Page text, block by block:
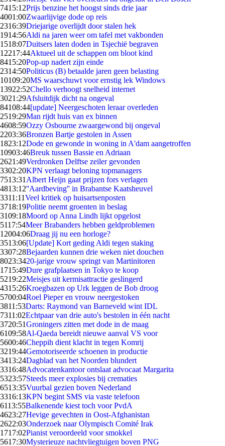
7415:12Prijs benzine het hoogst sinds drie jaar
4001:00Zwaarlijvige dode op reis
2316:39Driejarige overlijdt door stalen hek
1914:56Aldi na jaren weer om tafel met vakbonden
1518:07Duitsers laten doden in Tsjechië begraven
12217:44Aktueel uit de schappen om bloot kind
8415:20Pop-up nadert zijn einde
2314:50Politicus (B) betaalde jaren geen belasting
10109:20MS waarschuwt voor ernstig lek Windows
13922:52Chello verhoogt snelheid internet
3021:29Afsluitdijk dicht na ongeval
84108:44[update] Neergeschoten leraar overleden
2519:29Man rijdt huis van ex binnen
4608:59Ozzy Osbourne zwaargewond bij ongeval
2203:36Bronzen Bartje gestolen in Assen
1823:12Dode en gewonde in woning in A'dam aangetroffen
10903:46Breuk tussen Bassie en Adriaan
2621:49Verdronken Delftse zeiler gevonden
3302:20KPN verlaagt beloning topmanagers
7513:31 Albert Heijn gaat prijzen fors verlagen
4813:12''Aardbeving'' in Brabantse Kaatsheuvel
3311:11Veel kritiek op huisartsenposten
3718:19Politie neemt groenten in beslag
3109:18Moord op Anna Lindh lijkt opgelost
5117:54Meer Brabanders hebben geldproblemen
12004:06Draag jij nu een horloge?
3513:06[Update] Kort geding Aldi tegen staking
3307:28Bejaarden kunnen drie weken niet douchen
8023:3420-jarige vrouw springt van Martinitoren
1715:49Dure grafplaatsen in Tokyo te koop
5219:22Meisjes uit kermisattractie geslingerd
4315:26Kroegbazen op Urk leggen de Bob droog
5700:04Roel Pieper en vrouw neergestoken
3811:53Darts: Raymond van Barneveld wint IDL
7311:02Echtpaar van drie auto's bestolen in één nacht
3720:51Groningers zitten met dode in de maag
6109:58Al-Qaeda bereidt nieuwe aanval VS voor
5600:46Cheppih dient klacht in tegen Komrij
3219:44Gemotoriseerde schoenen in productie
3413:24Dagblad van het Noorden blundert
3316:48Advocatenkantoor ontslaat advocaat Margarita
5323:57Steeds meer explosies bij crematies
6513:35Vuurbal gezien boven Nederland
3316:13KPN begint SMS via vaste telefoon
6113:55Balkenende kiest toch voor PvdA
4623:27Hevige gevechten in Oost-Afghanistan
2622:03Onderzoek naar Olympisch Comité Irak
1717:02Pianist veroordeeld voor smokkel
5617:30Mysterieuze nachtvliegtuigen boven PNG